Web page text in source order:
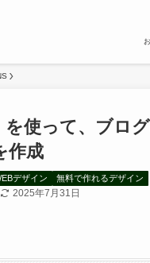
を使って、ブロ
作成
デザイン 無料で作れるデザイン
2025年7月31日